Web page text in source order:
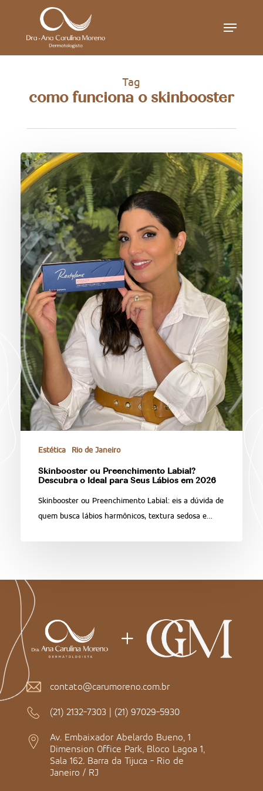
Menu
Tag
como funciona o skinbooster
Estética Rio de Janeiro
Skinbooster ou Preenchimento Labial?
Descubra o Ideal para Seus Lábios em 2026
Skinbooster ou Preenchimento Labial: eis a dúvida de
quem busca lábios harmônicos, textura sedosa e…
contato@carumoreno.com.br
(21) 2132-7303 | (21) 97029-5930
Av. Embaixador Abelardo Bueno, 1
Dimension Office Park, Bloco Lagoa 1,
Sala 162. Barra da Tijuca - Rio de
Janeiro / RJ